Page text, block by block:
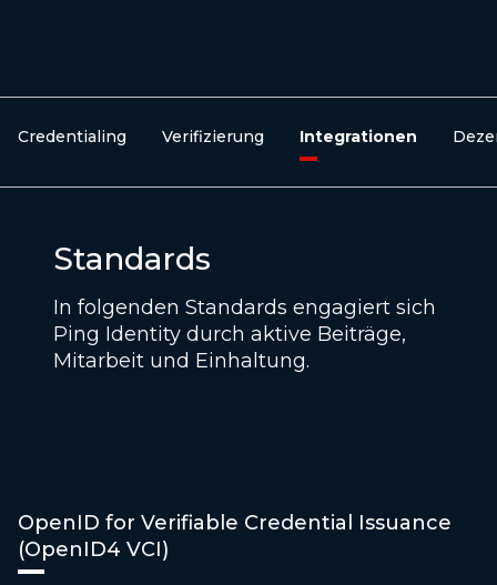
Credentialing Verifizierung Integrationen
Standards
In folgenden Standards engagiert sich
Ping Identity durch aktive Beiträge,
Mitarbeit und Einhaltung.
OpenID for Verifiable Credential Issuance
(OpenID4 VCI)